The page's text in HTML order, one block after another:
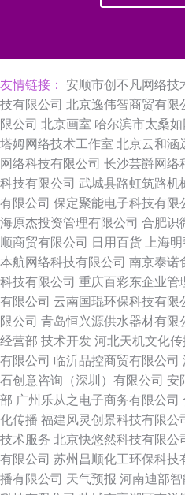
友情链接： 安顺市创不凡网络技
技有限公司 北京逸伟智商贸有限
限公司 北京画室 哈尔滨市太桑
塔姆网络技术工作室 北京云和涵
网络科技有限公司 长沙芸爵网络
科技有限公司 武城县路虹筑路机
有限公司 保定聚能电子科技有限
海原杰投资管理有限公司 合肥识
顺商贸有限公司
日用百货 上海
本航网络科技有限公司 南京泰诺
科技有限公司 重庆百彩东企业管
有限公司 云南国琨环保科技有限
限公司 青岛恒兴源供水器材有限
经营部 技术开发 河北天机文化传
有限公司 临沂品控商贸有限公司
石创意咨询（深圳）有限公司 安
部 广州乐从之电子商务有限公司
化传播 福建风灵创景科技有限公
技术服务 北京快悠然科技有限公
有限公司 苏州昌顺化工环保科技
播有限公司 天气预报 河南迪部智